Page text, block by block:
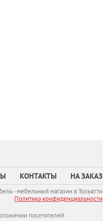
КОНТАКТЫ НА ЗАКАЗ
- мебельный магазин в Тольятти
Политикa конфиденциальности
посетителей.